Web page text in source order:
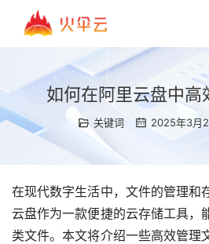
如何在阿里云盘中高
关键词 2025年3月
在现代数字生活中，文件的管理和
云盘作为一款便捷的云存储工具，
类文件。本文将介绍一些高效管理